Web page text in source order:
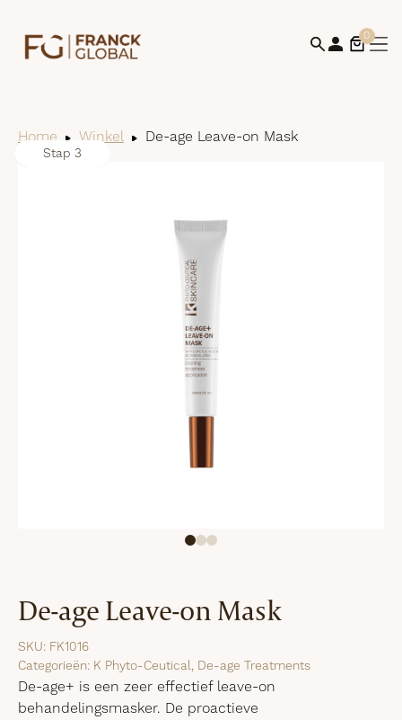
0
Home Winkel De-age Leave-on Mask
De-age Leave-on Mask
De-age+ is een zeer effectief leave-on
behandelingsmasker. De proactieve
SKU: FK1016
Categorieën: K Phyto-Ceutical, De-age Treatments
Stap 1
Stap 2
Stap 3